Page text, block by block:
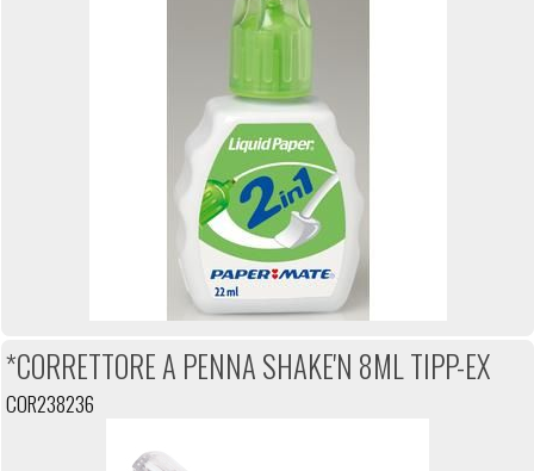
*CORRETTORE A PENNA SHAKE'N 8ML TIPP-EX
COR238236